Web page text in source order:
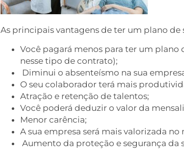
As principais vantagens de ter um plano de
Você pagará menos para ter um plano
nesse tipo de contrato);
Diminui o absenteísmo na sua
O seu colaborador terá mais
Atração e retenção de talentos;
Você poderá deduzir o valor da
Menor carência;
A sua empresa será mais valorizada no
Aumento da proteção e segurança da